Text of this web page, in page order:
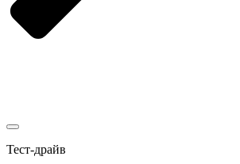
Тест-драйв